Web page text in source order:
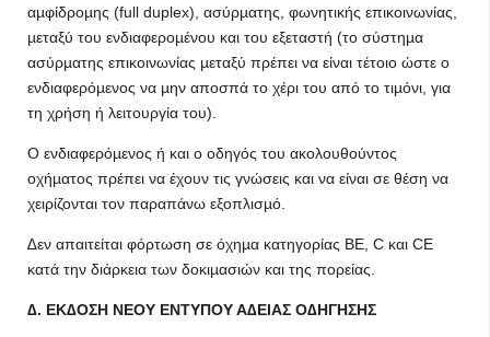
αµφίδροµης (full duplex), ασύρµατης, φωνητικής επικοινωνίας,
µεταξύ του ενδιαφεροµένου και του εξεταστή (το σύστηµα
ασύρµατης επικοινωνίας µεταξύ πρέπει να είναι τέτοιο ώστε ο
ενδιαφερόµενος να µην αποσπά το χέρι του από το τιµόνι, για
τη χρήση ή λειτουργία του).
Ο ενδιαφερόµενος ή και ο οδηγός του ακολουθούντος
οχήµατος πρέπει να έχουν τις γνώσεις και να είναι σε θέση να
χειρίζονται τον παραπάνω εξοπλισµό.
∆εν απαιτείται φόρτωση σε όχηµα κατηγορίας ΒΕ, C και CΕ
κατά την διάρκεια των δοκιµασιών και της πορείας.
∆. ΕΚ∆ΟΣΗ ΝΕΟΥ ΕΝΤΥΠΟΥ Α∆ΕΙΑΣ Ο∆ΗΓΗΣΗΣ